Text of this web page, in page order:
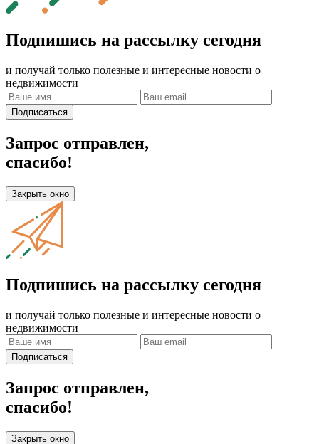
Подпишись на рассылку сегодня
и получай только полезные и интересные новости о
недвижимости
Подписаться
Запрос отправлен,
спасибо!
Закрыть окно
Подпишись на рассылку сегодня
и получай только полезные и интересные новости о
недвижимости
Подписаться
Запрос отправлен,
спасибо!
Закрыть окно